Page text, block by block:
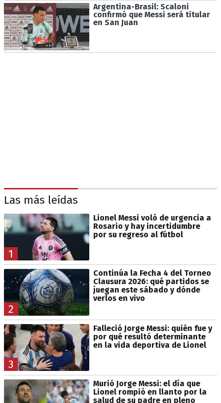
Argentina-Brasil: Scaloni
confirmó que Messi será titular
en San Juan
Las más leídas
1
Lionel Messi voló de urgencia a
Rosario y hay incertidumbre
por su regreso al fútbol
2
Continúa la Fecha 4 del Torneo
Clausura 2026: qué partidos se
juegan este sábado y dónde
verlos en vivo
3
Falleció Jorge Messi: quién fue y
por qué resultó determinante
en la vida deportiva de Lionel
Murió Jorge Messi: el día que
Lionel rompió en llanto por la
salud de su padre en pleno